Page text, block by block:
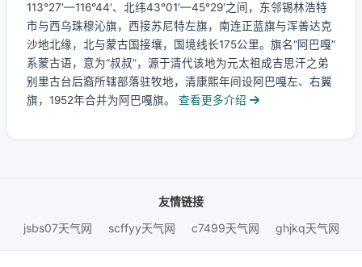
113°27′—116°44′、北纬43°01′—45°29′之间，东邻锡林浩特
市与西乌珠穆沁旗，西接苏尼特左旗，南连正蓝旗与浑善达克
沙地北缘，北与蒙古国接壤，国境线长175公里。旗名“阿巴嘎”
系蒙古语，意为“叔叔”，源于清代该地为元太祖成吉思汗之弟
别里古台后裔所辖部落驻牧地，清康熙年间设阿巴嘎左、右翼
旗，1952年合并为阿巴嘎旗。
查看更多介绍
友情链接
jsbs07天气网
scffyy天气网 c7499天气网 ghjkq天气网